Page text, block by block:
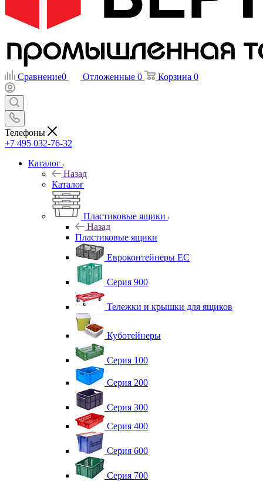
Сравнение0 Отложенные 0 Корзина 0
Телефоны
+7 495 032-76-32
Каталог
Назад
Каталог
Пластиковые ящики
Назад
Пластиковые ящики
Евроконтейнеры ЕС
Серия 900
Тележки и крышки для ящиков
Куботейнеры
Серия 100
Серия 200
Серия 300
Серия 400
Серия 600
Серия 700